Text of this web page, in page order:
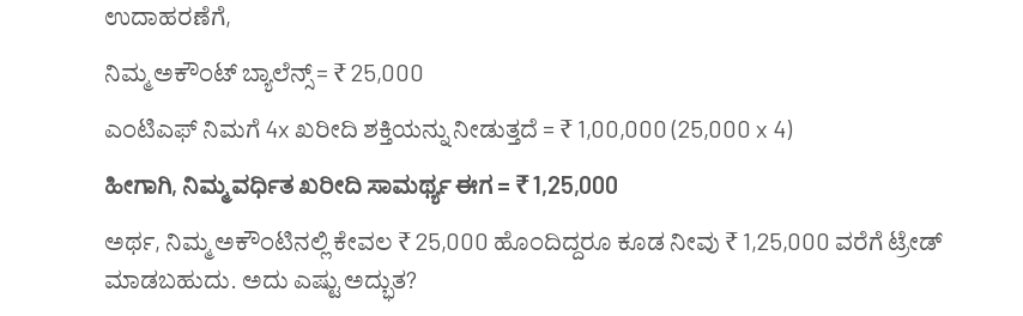
ಉದಾಹರಣೆಗೆ,
ನಿಮ್ಮ ಅಕೌಂಟ್ ಬ್ಯಾಲೆನ್ಸ್ = ₹ 25,000
ಎಂಟಿಎಫ್ ನಿಮಗೆ 4x ಖರೀದಿ ಶಕ್ತಿಯನ್ನು ನೀಡುತ್ತದೆ = ₹ 1,00,000 (25,000 x 4)
ಹೀಗಾಗಿ, ನಿಮ್ಮ ವರ್ಧಿತ ಖರೀದಿ ಸಾಮರ್ಥ್ಯ ಈಗ = ₹ 1,25,000
ಅರ್ಥ, ನಿಮ್ಮ ಅಕೌಂಟಿನಲ್ಲಿ ಕೇವಲ ₹ 25,000 ಹೊಂದಿದ್ದರೂ ಕೂಡ ನೀವು ₹ 1,25,000 ವರೆಗೆ ಟ್ರೇಡ್
ಮಾಡಬಹುದು. ಅದು ಎಷ್ಟು ಅದ್ಭುತ?